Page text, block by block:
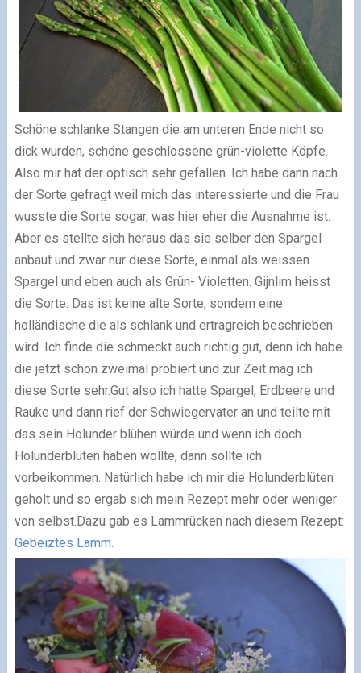
Schöne schlanke Stangen die am unteren Ende nicht so
dick wurden, schöne geschlossene grün-violette Köpfe.
Also mir hat der optisch sehr gefallen. Ich habe dann nach
der Sorte gefragt weil mich das interessierte und die Frau
wusste die Sorte sogar, was hier eher die Ausnahme ist.
Aber es stellte sich heraus das sie selber den Spargel
anbaut und zwar nur diese Sorte, einmal als weissen
Spargel und eben auch als Grün- Violetten. Gijnlim heisst
die Sorte. Das ist keine alte Sorte, sondern eine
holländische die als schlank und ertragreich beschrieben
wird. Ich finde die schmeckt auch richtig gut, denn ich habe
die jetzt schon zweimal probiert und zur Zeit mag ich
diese Sorte sehr.Gut also ich hatte Spargel, Erdbeere und
Rauke und dann rief der Schwiegervater an und teilte mit
das sein Holunder blühen würde und wenn ich doch
Holunderblüten haben wollte, dann sollte ich
vorbeikommen. Natürlich habe ich mir die Holunderblüten
geholt und so ergab sich mein Rezept mehr oder weniger
von selbst. Dazu gab es Lammrücken nach diesem Rezept:
Gebeiztes Lamm.